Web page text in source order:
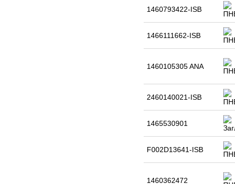
1460793422-ISB
1466111662-ISB
1460105305 ANA
2460140021-ISB
1465530901
F002D13641-ISB
1460362472